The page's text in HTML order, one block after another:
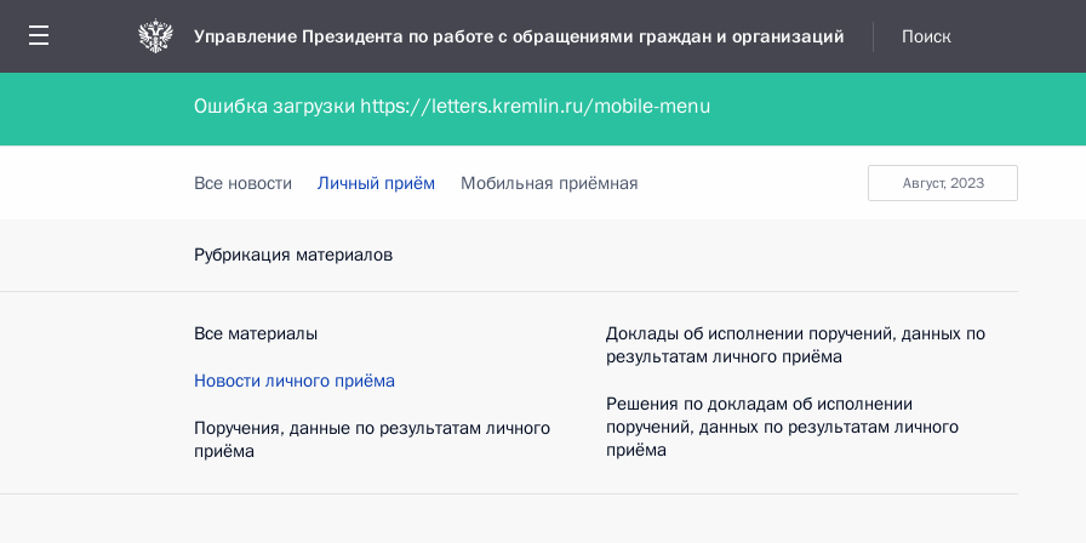
Управление Президента по работе с обращениями граждан и организаций Поиск
Обратиться в форме электронного документа Обратиться в устной форме
август, 2023
Все новости Личный приём Мобильная приёмная
Рубрикация материалов
Все материалы
Новости личного приёма
Поручения, данные по результатам личного
приёма
Доклады об исполнении поручений, данных по
результатам личного приёма
Решения по докладам об исполнении
поручений, данных по результатам личного
приёма
Ошибка загрузки https://letters.kremlin.ru/mobile-menu